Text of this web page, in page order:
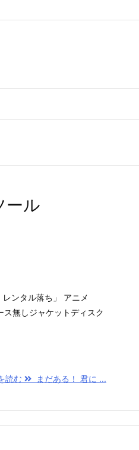
ール
ンタル落ち」 アニメ
無しジャケットディスク
読む まだある！ 君に ...